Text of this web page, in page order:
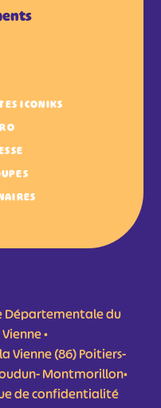
ICONIKS
Départementale du
•
Vienne (86) Poitiers-
Montmorillon•
de confidentialité